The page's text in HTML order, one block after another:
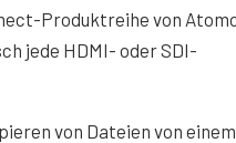
Produktreihe von
jede HDMI- oder SDI-
von Dateien von einem